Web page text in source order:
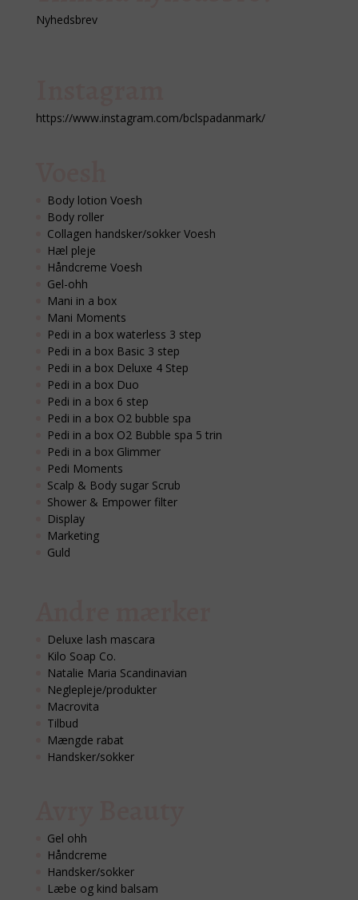
Nyhedsbrev
https://www.instagram.com/bclspadanmark/
Body lotion Voesh
Body roller
Collagen handsker/sokker Voesh
Hæl pleje
Håndcreme Voesh
Gel-ohh
Mani in a box
Mani Moments
Pedi in a box waterless 3 step
Pedi in a box Basic 3 step
Pedi in a box Deluxe 4 Step
Pedi in a box Duo
Pedi in a box 6 step
Pedi in a box O2 bubble spa
Pedi in a box O2 Bubble spa 5 trin
Pedi in a box Glimmer
Pedi Moments
Scalp & Body sugar Scrub
Shower & Empower filter
Display
Marketing
Guld
Deluxe lash mascara
Kilo Soap Co.
Natalie Maria Scandinavian
Neglepleje/produkter
Macrovita
Tilbud
Mængde rabat
Handsker/sokker
Gel ohh
Håndcreme
Handsker/sokker
Læbe og kind balsam